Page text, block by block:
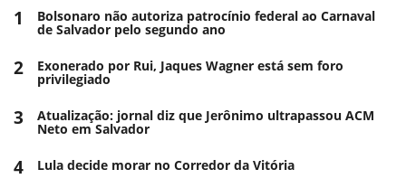
1 Bolsonaro não autoriza patrocínio federal ao Carnaval
de Salvador pelo segundo ano
2 Exonerado por Rui, Jaques Wagner está sem foro
privilegiado
3 Atualização: jornal diz que Jerônimo ultrapassou ACM
Neto em Salvador
4 Lula decide morar no Corredor da Vitória